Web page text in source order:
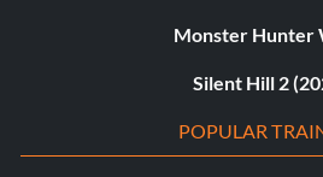
Monster Hunter
Silent Hill 2
POPULAR